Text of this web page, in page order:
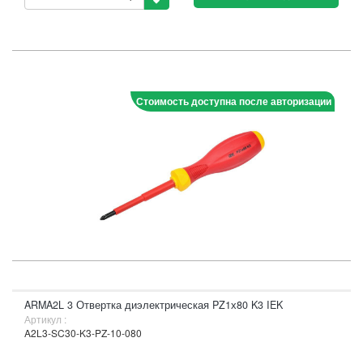
Стоимость доступна после авторизации
ARMA2L 3 Отвертка диэлектрическая PZ1х80 K3 IEK
Артикул :
A2L3-SC30-K3-PZ-10-080